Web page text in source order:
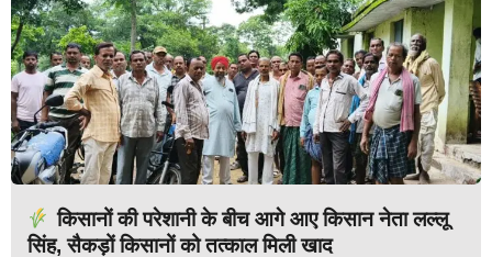
किसानों की परेशानी के बीच आगे आए किसान नेता लल्लू
सिंह, सैकड़ों किसानों को तत्काल मिली खाद